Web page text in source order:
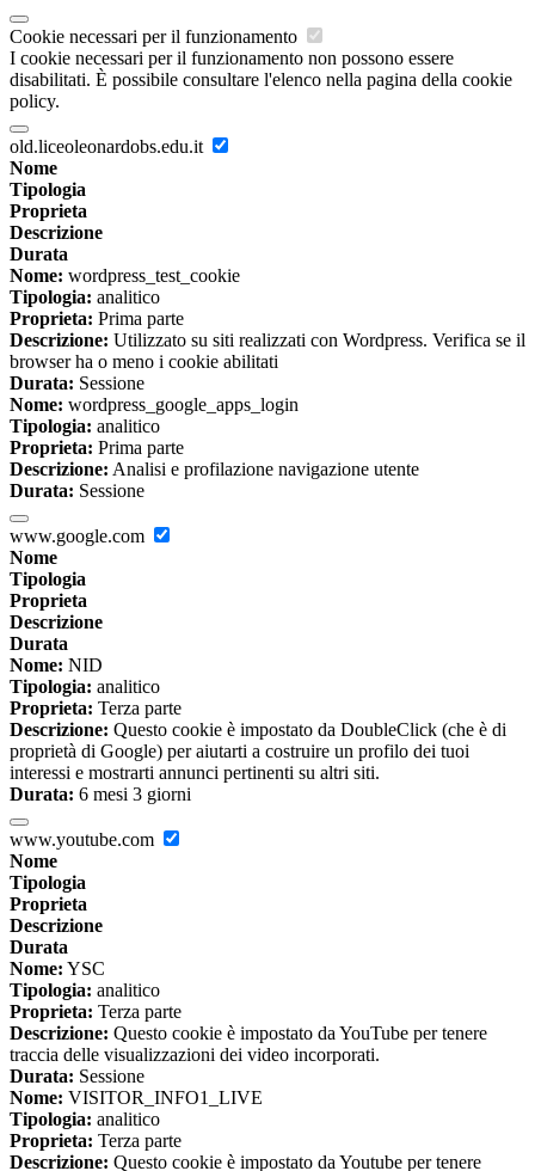
Cookie necessari per il funzionamento
I cookie necessari per il funzionamento non possono essere
disabilitati. È possibile consultare l'elenco nella pagina della cookie
policy.
old.liceoleonardobs.edu.it
Nome
Tipologia
Proprieta
Descrizione
Durata
Nome: wordpress_test_cookie
Tipologia: analitico
Proprieta: Prima parte
Descrizione: Utilizzato su siti realizzati con Wordpress. Verifica se il
browser ha o meno i cookie abilitati
Durata: Sessione
Nome: wordpress_google_apps_login
Tipologia: analitico
Proprieta: Prima parte
Descrizione: Analisi e profilazione navigazione utente
Durata: Sessione
www.google.com
Nome
Tipologia
Proprieta
Descrizione
Durata
Nome: NID
Tipologia: analitico
Proprieta: Terza parte
Descrizione: Questo cookie è impostato da DoubleClick (che è di
proprietà di Google) per aiutarti a costruire un profilo dei tuoi
interessi e mostrarti annunci pertinenti su altri siti.
Durata: 6 mesi 3 giorni
www.youtube.com
Nome
Tipologia
Proprieta
Descrizione
Durata
Nome: YSC
Tipologia: analitico
Proprieta: Terza parte
Descrizione: Questo cookie è impostato da YouTube per tenere
traccia delle visualizzazioni dei video incorporati.
Durata: Sessione
Nome: VISITOR_INFO1_LIVE
Tipologia: analitico
Proprieta: Terza parte
Descrizione: Questo cookie è impostato da Youtube per tenere